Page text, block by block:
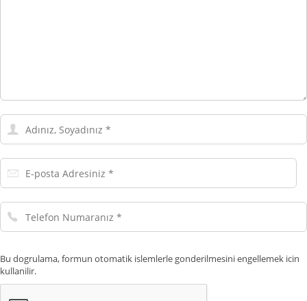
Adınız,
Soyadınız
E-
posta
Telefon
Numaranız
Bu dogrulama, formun otomatik islemlerle gonderilmesini engellemek icin
kullanilir.